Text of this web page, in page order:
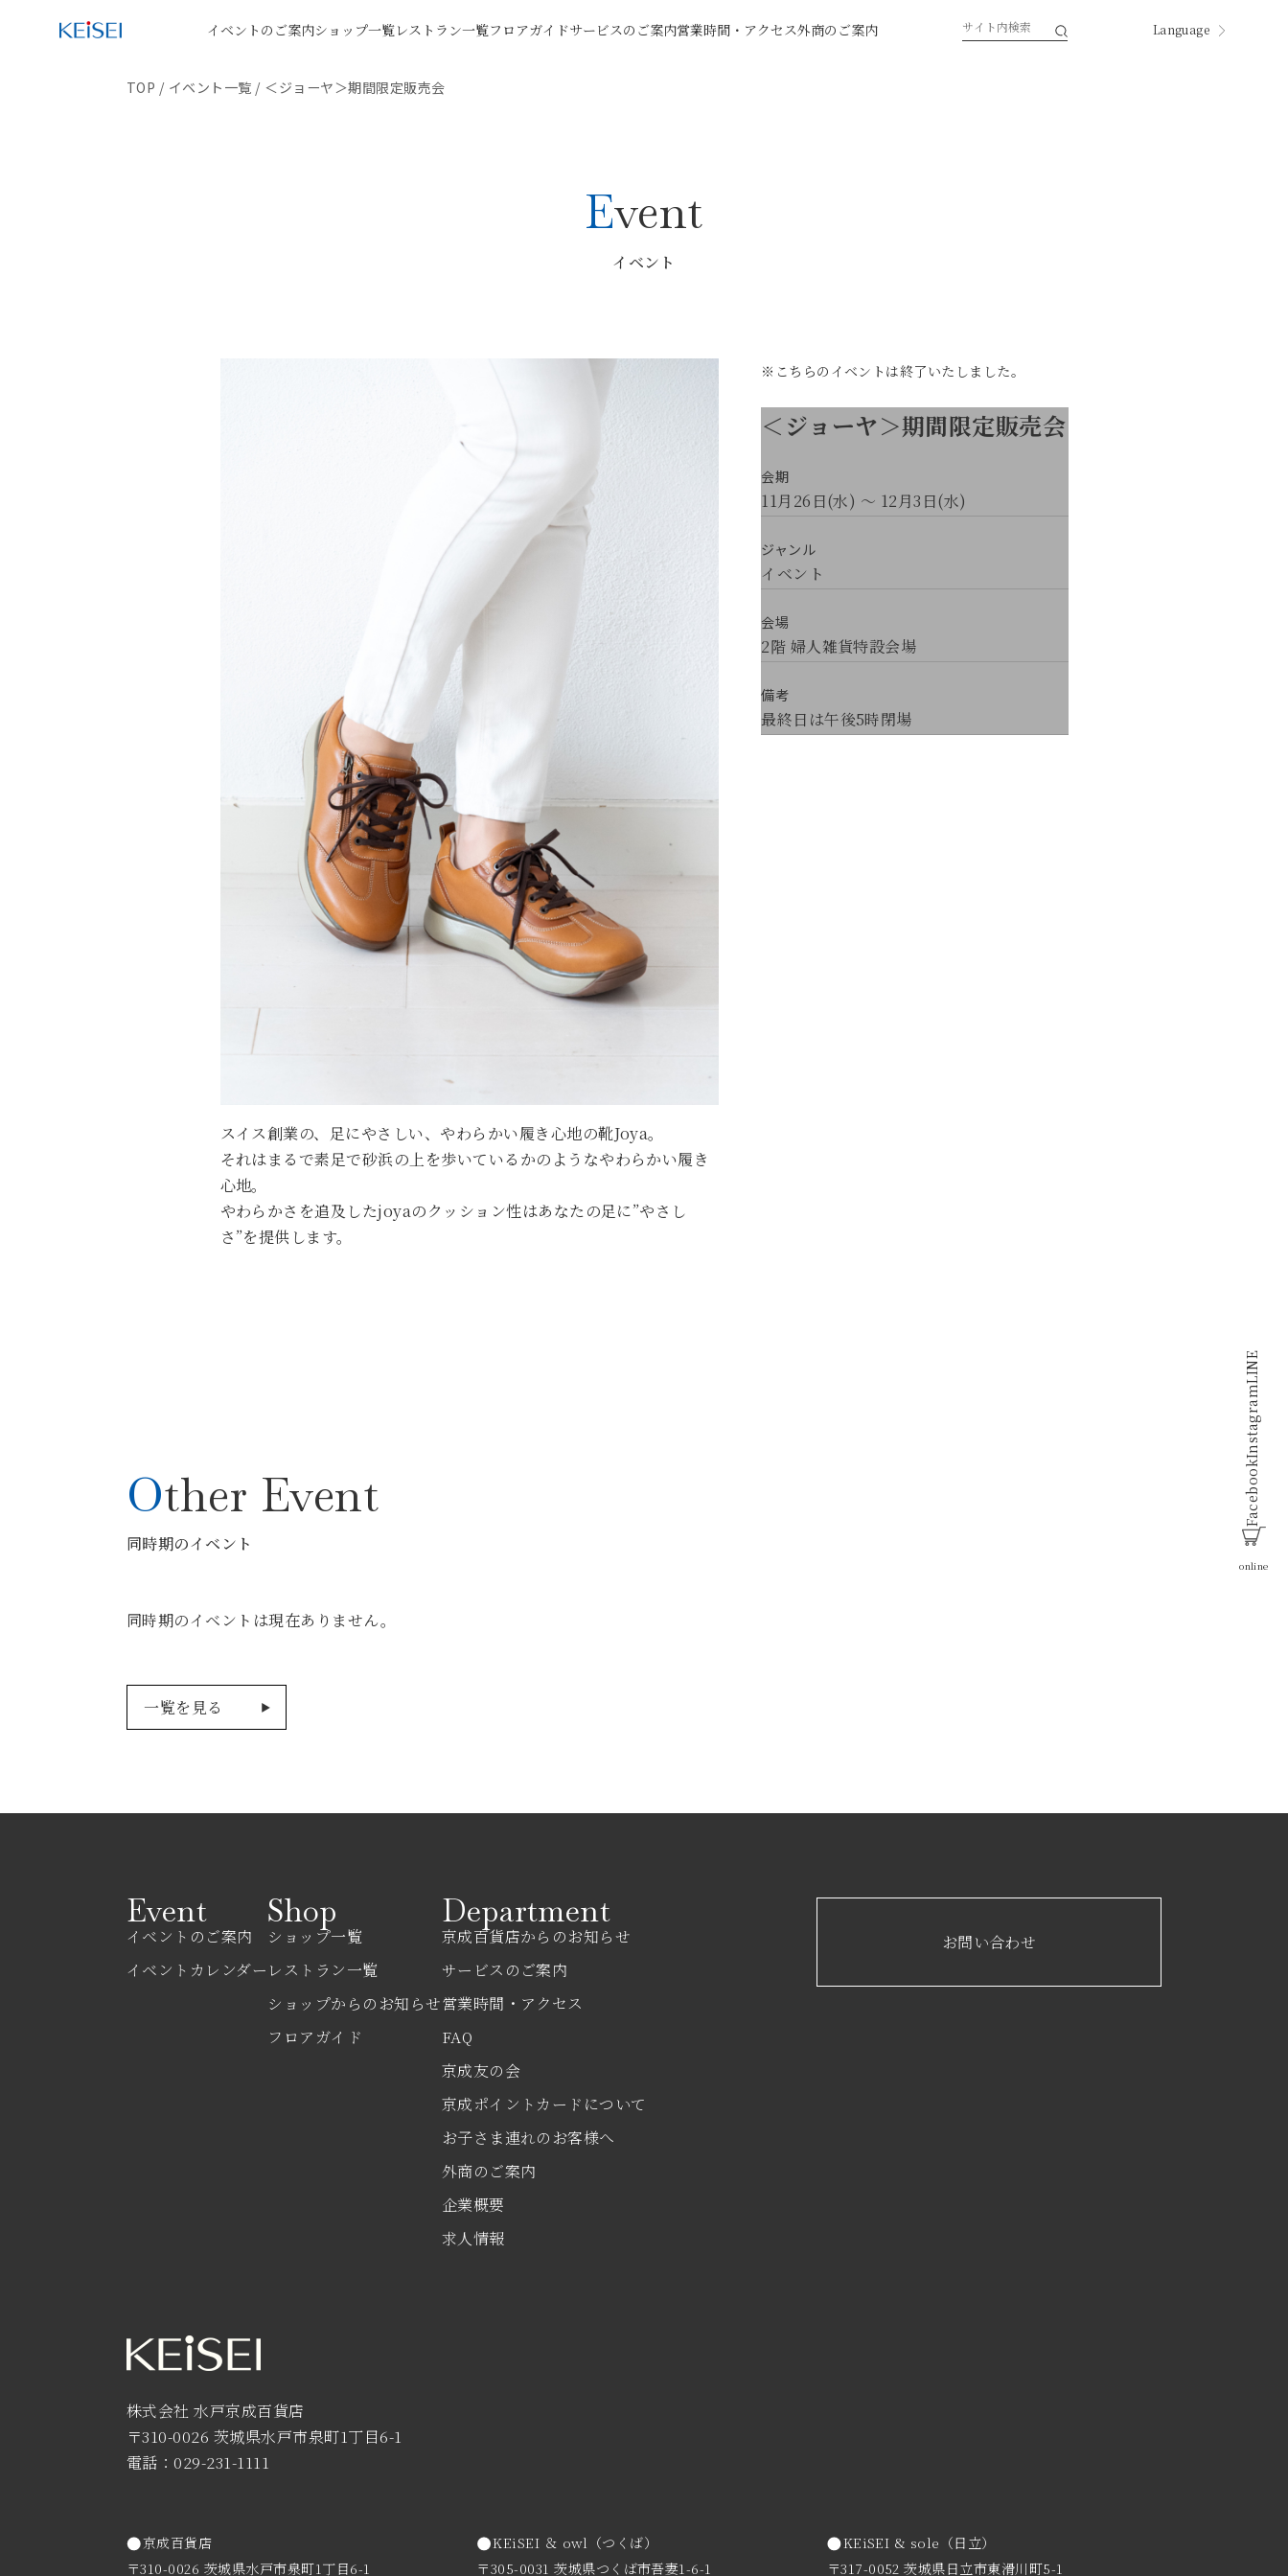
イベントのご案内ショップ一覧レストラン一覧フロアガイドサービスのご案内営業時間・アクセス外商のご案内 Language
LINE
Instagram
Facebook
online
TOP / イベント一覧 / ＜ジョーヤ＞期間限定販売会
Event
イベント
スイス創業の、足にやさしい、やわらかい履き心地の靴Joya。
それはまるで素足で砂浜の上を歩いているかのようなやわらかい履き
心地。
やわらかさを追及したjoyaのクッション性はあなたの足に”やさし
さ”を提供します。
※こちらのイベントは終了いたしました。
＜ジョーヤ＞期間限定販売会
会期
11月26日(水) ～ 12月3日(水)
ジャンル
イベント
会場
2階 婦人雑貨特設会場
備考
最終日は午後5時閉場
Other Event
同時期のイベント
同時期のイベントは現在ありません。
一覧を見る
Event
イベントのご案内
イベントカレンダー
Shop
ショップ一覧
レストラン一覧
ショップからのお知らせ
フロアガイド
Department
京成百貨店からのお知らせ
サービスのご案内
営業時間・アクセス
FAQ
京成友の会
京成ポイントカードについて
お子さま連れのお客様へ
外商のご案内
企業概要
求人情報
お問い合わせ
株式会社 水戸京成百貨店
〒310-0026 茨城県水戸市泉町1丁目6-1
電話：029-231-1111
京成百貨店
〒310-0026 茨城県水戸市泉町1丁目6-1
KEiSEI ＆ owl（つくば）
〒305-0031 茨城県つくば市吾妻1-6-1
KEiSEI & sole（日立）
〒317-0052 茨城県日立市東滑川町5-1